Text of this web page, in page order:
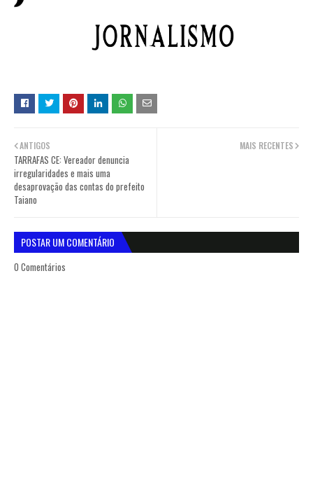
MAIS RECENTES
ANTIGOS
TARRAFAS CE: Vereador denuncia
irregularidades e mais uma
desaprovação das contas do prefeito
Taiano
POSTAR UM COMENTÁRIO
0 Comentários